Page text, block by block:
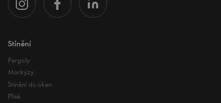
Stínění
Pergoly
Markýzy
Stínění do oken
Plisé